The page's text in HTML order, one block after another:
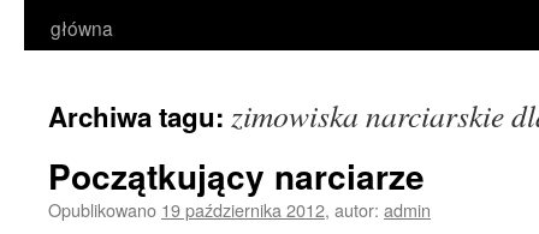
główna
Archiwa tagu: zimowiska narciarskie
Początkujący narciarze
Opublikowano 19 października 2012, autor: admin